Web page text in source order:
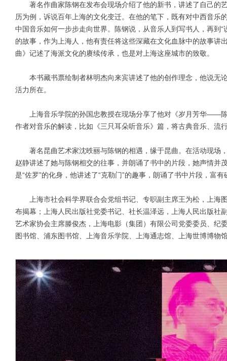
著名作曲家陈钢在发布会现场介绍了他的新书，讲述了自己的
历为例，诉说百年上海的文化变迁。在他的笔下，既有对中西音
中国音乐如何一步步走向世界。陈钢说，从音乐人到写书人，再到
的故事，作为上海人，他有责任将这些深藏在文化血脉中的故事
曲》记述了海派文化的赓续传承，也是对上海这座城市的致敬。
本书藏书票绘制者林明杰向来宾讲述了他的创作理念，他说无
活力所在。
上海音乐学院的孙国忠教授在现场分享了他对《岁月芳华——
作者对音乐的解读，比如《三只耳朵听音乐》篇，将古典音乐、
著名昆曲艺术家沈昳丽与陈钢的相遇，缘于昆曲。在活动现场
赵静讲述了她与陈钢相交的往事，并朗诵了书中的片段，她声情
是“佐罗”的化身，他讲述了“克勒门”的趣事，朗诵了书中片段，富
上海市社会科学界联合会党组书记、专职副主席王为松，上海
布揭幕；上海人民出版社党委书记、社长温泽远，上海人民出版
艺术家协会主席滕俊杰，上海电影（集团）有限公司党委委员、
图书馆、浦东图书馆、上海音乐学院、上海通志馆、上海世博博物